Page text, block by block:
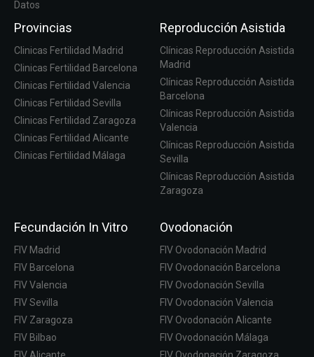
Datos
Provincias
Clinicas Fertilidad Madrid
Clinicas Fertilidad Barcelona
Clinicas Fertilidad Valencia
Clinicas Fertilidad Sevilla
Clinicas Fertilidad Zaragoza
Clinicas Fertilidad Alicante
Clinicas Fertilidad Málaga
Reproducción Asistida
Clínicas Reproducción Asistida
Madrid
Clínicas Reproducción Asistida
Barcelona
Clínicas Reproducción Asistida
Valencia
Clínicas Reproducción Asistida
Sevilla
Clínicas Reproducción Asistida
Zaragoza
Fecundación In Vitro
FIV Madrid
FIV Barcelona
FIV Valencia
FIV Sevilla
FIV Zaragoza
FIV Bilbao
FIV Alicante
Ovodonación
FIV Ovodonación Madrid
FIV Ovodonación Barcelona
FIV Ovodonación Sevilla
FIV Ovodonación Valencia
FIV Ovodonación Alicante
FIV Ovodonación Málaga
FIV Ovodonación Zaragoza